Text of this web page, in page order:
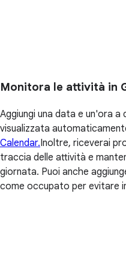
Monitora le attività in
Aggiungi una data e un'ora
visualizzata
Calendar.Inoltre, riceverai
traccia delle attività e
giornata. Puoi anche
come occupato per evitare